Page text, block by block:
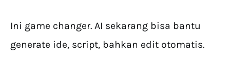
Ini game changer. AI sekarang bisa bantu
generate ide, script, bahkan edit otomatis.